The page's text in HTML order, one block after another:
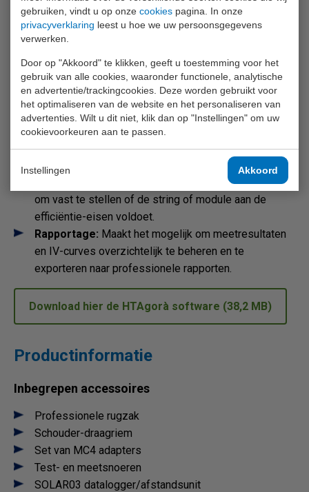
gebruiken, vindt u op onze cookies pagina. In onze
privacyverklaring leest u hoe we uw persoonsgegevens
verwerken.
Door op "Akkoord" te klikken, geeft u toestemming voor het
gebruik van alle cookies, waaronder functionele, analytische
en advertentie/trackingcookies. Deze worden gebruikt voor
het optimaliseren van de website en het personaliseren van
advertenties. Wilt u dit niet, klik dan op "Instellingen" om uw
cookievoorkeuren aan te passen.
Instellingen Akkoord
communicatie met de Solar03 datalogger/afstandsunit
vindt plaats via Bluetooth. Communicatie met een
telefoon, tablet of PC vindt plaats via WiFi- of USB-C-
verbinding.
HTAgorà software biedt de volgende features:
Uitgebreide Module Database:Biedt toegang tot
een database met meer dan 30.000 zonnepanelen die
continu kan worden bijgewerkt.
Prestatie-analyse:
Vergelijkt gemeten I-V-curves
direct met de nominale specificaties van de fabrikant
om vast te stellen of de string of module aan de
efficiëntie-eisen voldoet.
Rapportage: Maakt het mogelijk om meetresultaten
en IV-curves overzichtelijk te beheren en te
exporteren naar professionele rapporten.
Download hier de HTAgorà software (38,2 MB)
Productinformatie
Inbegrepen accessoires
Professionele rugzak
Schouder-draagriem
Set van MC4 adapters
Test- en meetsnoeren
SOLAR03 datalogger/afstandsunit